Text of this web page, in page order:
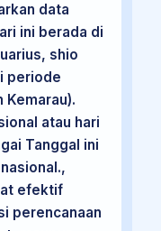
data
ini berada di
shio
periode
Kemarau).
atau hari
Tanggal ini
efektif
perencanaan